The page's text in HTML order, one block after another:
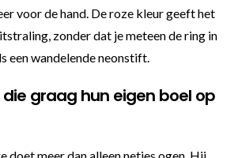
voor de hand. De roze kleur geeft het
zonder dat je meteen de ring in
een wandelende neonstift.
graag hun eigen boel op